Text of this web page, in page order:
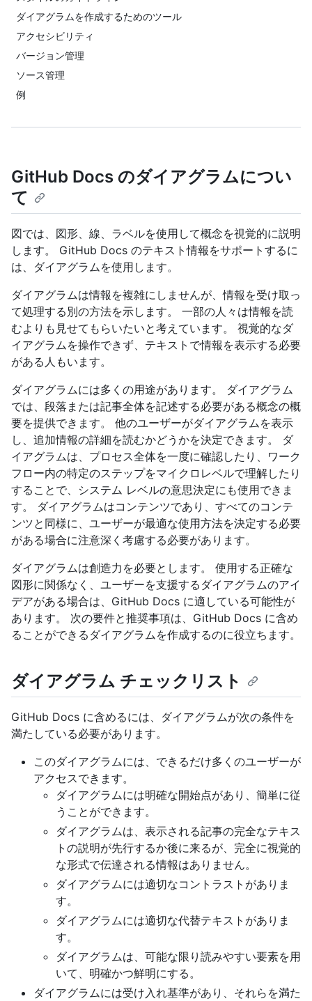
ダイアグラムを作成するためのツール
アクセシビリティ
バージョン管理
ソース管理
例
GitHub Docs のダイアグラムについ
て
図では、図形、線、ラベルを使用して概念を視覚的に説明
します。 GitHub Docs のテキスト情報をサポートするに
は、ダイアグラムを使用します。
ダイアグラムは情報を複雑にしませんが、情報を受け取っ
て処理する別の方法を示します。 一部の人々は情報を読
むよりも見せてもらいたいと考えています。 視覚的なダ
イアグラムを操作できず、テキストで情報を表示する必要
がある人もいます。
ダイアグラムには多くの用途があります。 ダイアグラム
では、段落または記事全体を記述する必要がある概念の概
要を提供できます。 他のユーザーがダイアグラムを表示
し、追加情報の詳細を読むかどうかを決定できます。 ダ
イアグラムは、プロセス全体を一度に確認したり、ワーク
フロー内の特定のステップをマイクロレベルで理解したり
することで、システム レベルの意思決定にも使用できま
す。 ダイアグラムはコンテンツであり、すべてのコンテ
ンツと同様に、ユーザーが最適な使用方法を決定する必要
がある場合に注意深く考慮する必要があります。
ダイアグラムは創造力を必要とします。 使用する正確な
図形に関係なく、ユーザーを支援するダイアグラムのアイ
デアがある場合は、GitHub Docs に適している可能性が
あります。 次の要件と推奨事項は、GitHub Docs に含め
ることができるダイアグラムを作成するのに役立ちます。
ダイアグラム チェックリスト
GitHub Docs に含めるには、ダイアグラムが次の条件を
満たしている必要があります。
このダイアグラムには、できるだけ多くのユーザーが
アクセスできます。
ダイアグラムには明確な開始点があり、簡単に従
うことができます。
ダイアグラムは、表示される記事の完全なテキス
トの説明が先行するか後に来るが、完全に視覚的
な形式で伝達される情報はありません。
ダイアグラムには適切なコントラストがありま
す。
ダイアグラムには適切な代替テキストがありま
す。
ダイアグラムは、可能な限り読みやすい要素を用
いて、明確かつ鮮明にする。
ダイアグラムには受け入れ基準があり、それらを満た